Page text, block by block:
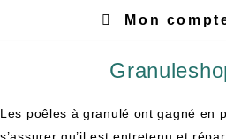
Mon
Les poêles à granulé ont gagné en